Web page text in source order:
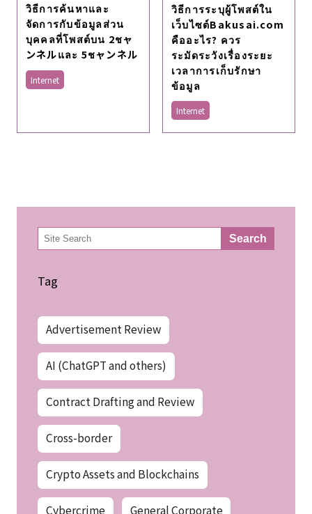
วิธีการค้นหาและ
จัดการกับข้อมูลส่วน
บุคคลที่โพสต์บน 2ชャ
ンネルและ 5ชャンネル
Internet
วิธีการระบุผู้โพสต์ใน
เว็บไซต์Bakusai.com
คืออะไร? ควร
ระมัดระวังเรื่องระยะ
เวลาการเก็บรักษา
ข้อมูล
Internet
検
索 Search
Tag
Advertisement Review
AI (ChatGPT and others)
Contract Drafting and Review
Cross-border
Crypto Assets and Blockchains
Cybercrime General Corporate